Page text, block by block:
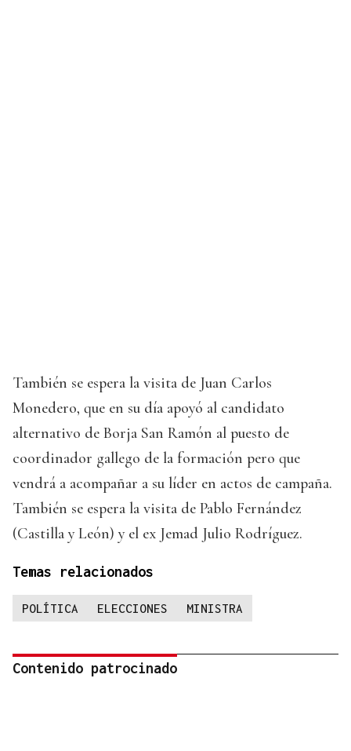
También se espera la visita de Juan Carlos
Monedero, que en su día apoyó al candidato
alternativo de Borja San Ramón al puesto de
coordinador gallego de la formación pero que
vendrá a acompañar a su líder en actos de campaña.
También se espera la visita de Pablo Fernández
(Castilla y León) y el ex Jemad Julio Rodríguez.
Temas relacionados
POLÍTICA ELECCIONES MINISTRA
Contenido patrocinado